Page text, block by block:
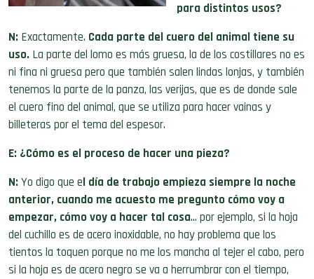
para distintos usos?
N: Exactamente. Cada parte del cuero del animal tiene su
uso. La parte del lomo es más gruesa, la de los costillares no es
ni fina ni gruesa pero que también salen lindas lonjas, y también
tenemos la parte de la panza, las verijas, que es de donde sale
el cuero fino del animal, que se utiliza para hacer vainas y
billeteras por el tema del espesor.
E: ¿Cómo es el proceso de hacer una pieza?
N:Yo digo que el día de trabajo empieza siempre la noche
anterior, cuando me acuesto me pregunto cómo voy a
empezar, cómo voy a hacer tal cosa… por ejemplo, si la hoja
del cuchillo es de acero inoxidable, no hay problema que los
tientos la toquen porque no me los mancha al tejer el cabo, pero
si la hoja es de acero negro se va a herrumbrar con el tiempo,